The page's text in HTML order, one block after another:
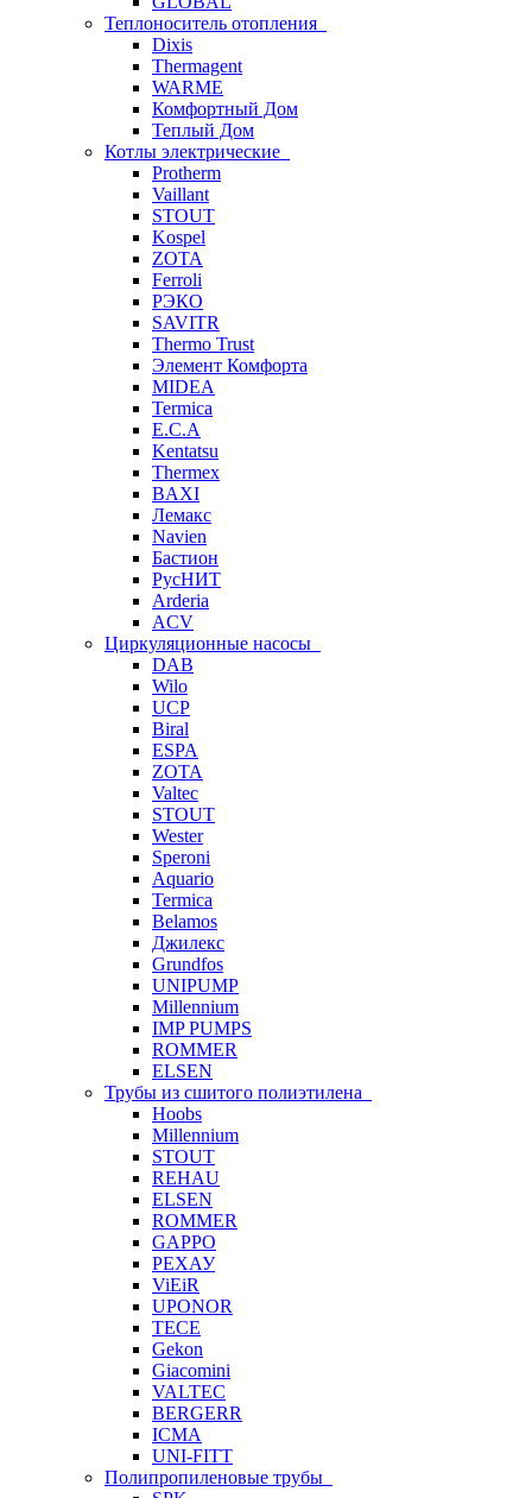
Теплоноситель отопления
Dixis
Thermagent
WARME
Комфортный Дом
Теплый Дом
Котлы электрические
Protherm
Vaillant
STOUT
Kospel
ZOTA
Ferroli
РЭКО
SAVITR
Thermo Trust
Элемент Комфорта
MIDEA
Termica
E.C.A
Kentatsu
Thermex
BAXI
Лемакс
Navien
Бастион
РусНИТ
Arderia
ACV
Циркуляционные насосы
DAB
Wilo
UCP
Biral
ESPA
ZOTA
Valtec
STOUT
Wester
Speroni
Aquario
Termica
Belamos
Джилекс
Grundfos
UNIPUMP
Millennium
IMP PUMPS
ROMMER
ELSEN
Трубы из сшитого полиэтилена
Hoobs
Millennium
STOUT
REHAU
ELSEN
ROMMER
GAPPO
РЕХАУ
ViEiR
UPONOR
TECE
Gekon
Giacomini
VALTEC
BERGERR
ICMA
UNI-FITT
Полипропиленовые трубы